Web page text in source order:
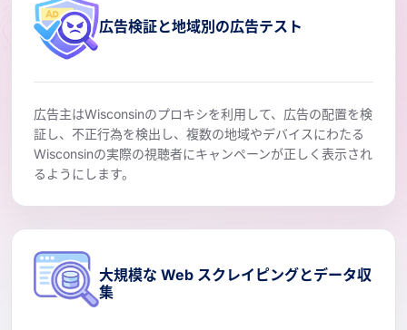
広告検証と地域別の広告テスト
広告主はWisconsinのプロキシを利用して、広告の配置を検
証し、不正行為を検出し、複数の地域やデバイスにわたる
Wisconsinの実際の視聴者にキャンペーンが正しく表示され
るようにします。
大規模な Web スクレイピングとデータ収
集